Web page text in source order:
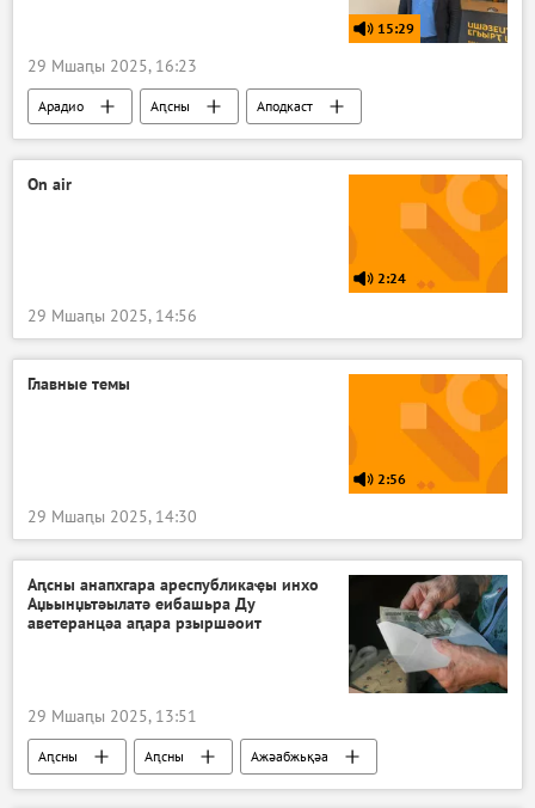
15:29
29 Мшаԥы 2025, 16:23
Арадио Аԥсны Аподкаст
On air
2:24
29 Мшаԥы 2025, 14:56
Главные темы
2:56
29 Мшаԥы 2025, 14:30
Аԥсны анапхгара ареспубликаҿы инхо
Аџьынџьтәылатә еибашьра Ду
аветеранцәа аԥара рзыршәоит
29 Мшаԥы 2025, 13:51
Аԥсны Аԥсны Ажәабжьқәа